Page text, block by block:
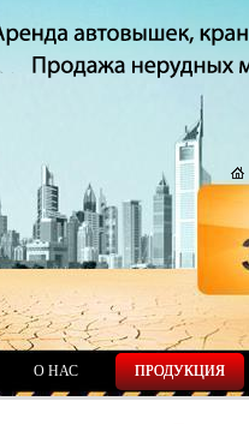
О НАС ПРОДУКЦИЯ